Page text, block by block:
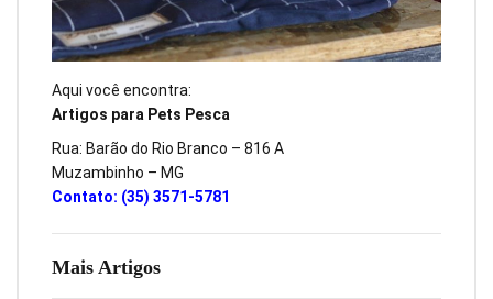
Mais Artigos
Aqui você encontra:
Artigos para Pets Pesca
Rua: Barão do Rio Branco – 816 A
Muzambinho – MG
Contato: (35) 3571-5781